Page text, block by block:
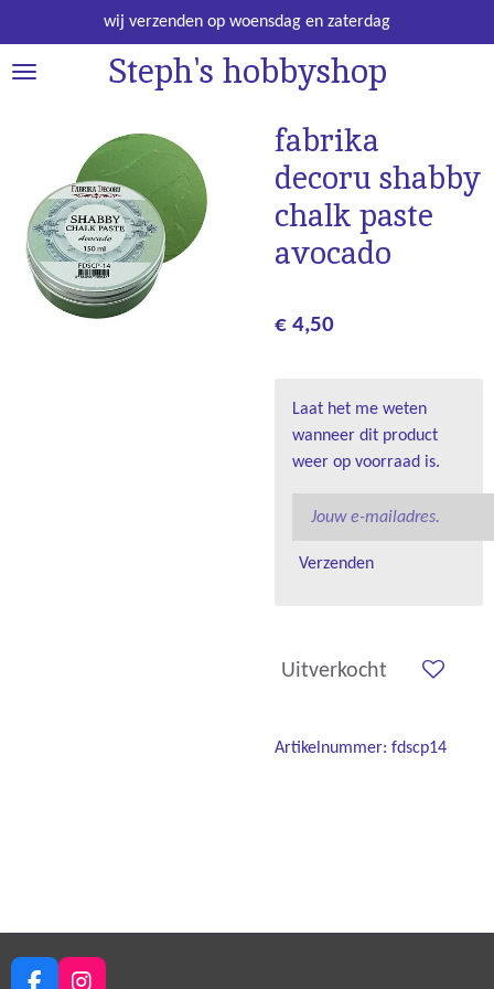
direct
naar
Steph's hobbyshop
wij verzenden op woensdag en zaterdag
fabrika
decoru shabby
chalk paste
avocado
€ 4,50
Laat het me weten
wanneer dit product
weer op voorraad is.
Verzenden
Uitverkocht
Artikelnummer: fdscp14